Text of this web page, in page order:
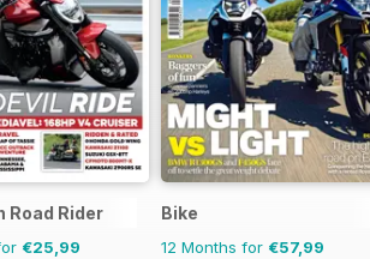
Road Rider
€25,99
Bike
12 Months for €57,99